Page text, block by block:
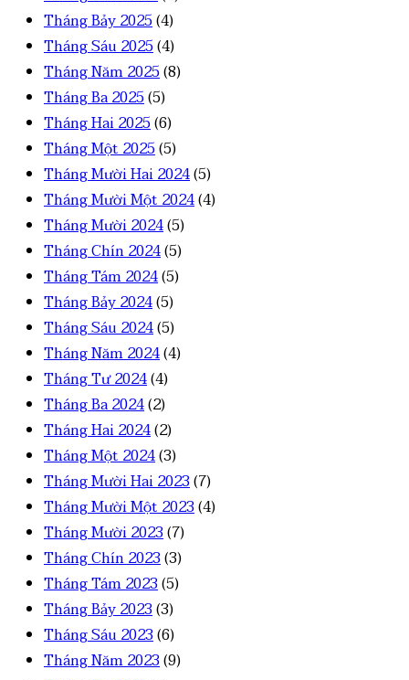
Tháng Bảy 2025(4)
Tháng Sáu 2025(4)
Tháng Năm 2025(8)
Tháng Ba 2025(5)
Tháng Hai 2025(6)
Tháng Một 2025(5)
Tháng Mười Hai 2024(5)
Tháng Mười Một 2024(4)
Tháng Mười 2024(5)
Tháng Chín 2024(5)
Tháng Tám 2024(5)
Tháng Bảy 2024(5)
Tháng Sáu 2024(5)
Tháng Năm 2024(4)
Tháng Tư 2024(4)
Tháng Ba 2024(2)
Tháng Hai 2024(2)
Tháng Một 2024(3)
Tháng Mười Hai 2023(7)
Tháng Mười Một 2023(4)
Tháng Mười 2023(7)
Tháng Chín 2023(3)
Tháng Tám 2023(5)
Tháng Bảy 2023(3)
Tháng Sáu 2023(6)
Tháng Năm 2023(9)